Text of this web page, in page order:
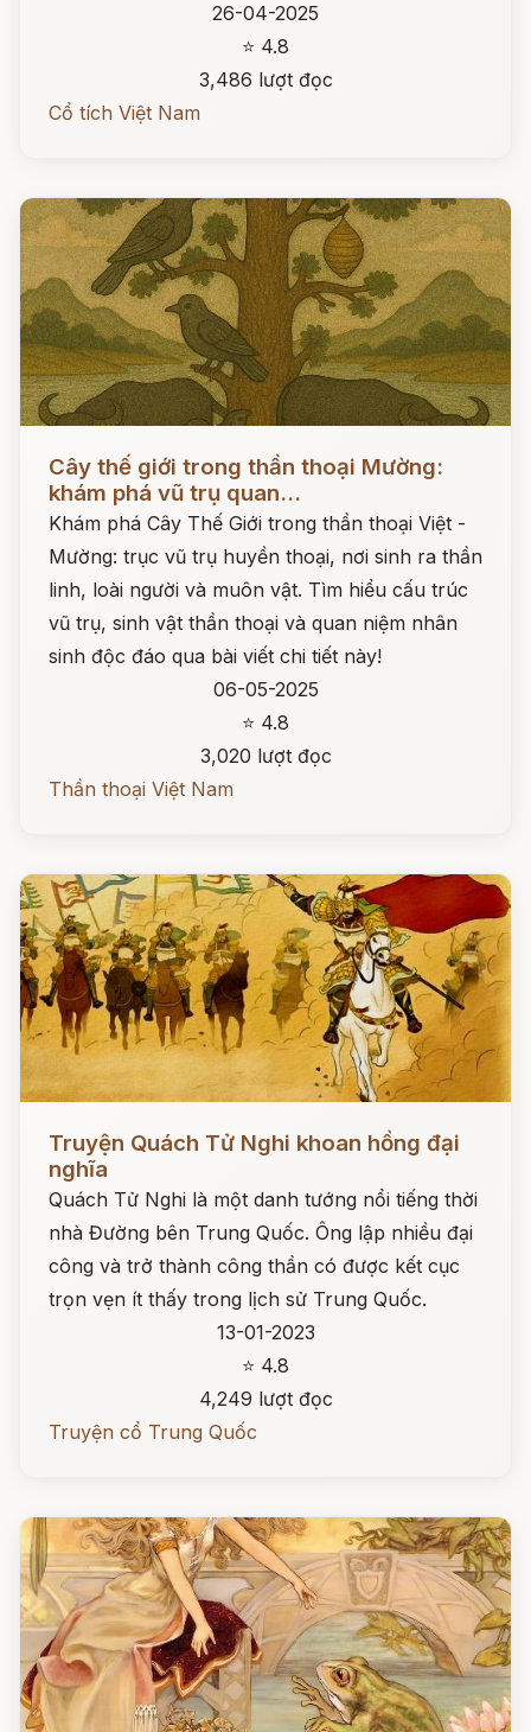
26-04-2025
⭐ 4.8
3,486 lượt đọc
Cổ tích Việt Nam
Cây thế giới trong thần thoại Mường:
khám phá vũ trụ quan...
Khám phá Cây Thế Giới trong thần thoại Việt -
Mường: trục vũ trụ huyền thoại, nơi sinh ra thần
linh, loài người và muôn vật. Tìm hiểu cấu trúc
vũ trụ, sinh vật thần thoại và quan niệm nhân
sinh độc đáo qua bài viết chi tiết này!
06-05-2025
⭐ 4.8
3,020 lượt đọc
Thần thoại Việt Nam
Truyện Quách Tử Nghi khoan hồng đại
nghĩa
Quách Tử Nghi là một danh tướng nổi tiếng thời
nhà Đường bên Trung Quốc. Ông lập nhiều đại
công và trở thành công thần có được kết cục
trọn vẹn ít thấy trong lịch sử Trung Quốc.
13-01-2023
⭐ 4.8
4,249 lượt đọc
Truyện cổ Trung Quốc